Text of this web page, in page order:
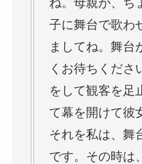
子に舞台で歌わ
ましてね。舞台
くお待ちくださ
をして観客を足
て幕を開けて彼
それを私は、舞
です。その時は